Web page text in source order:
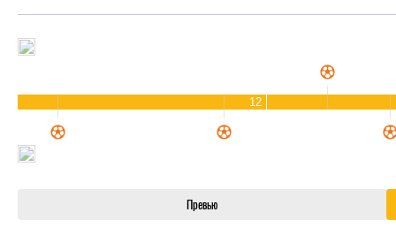
12
Превью